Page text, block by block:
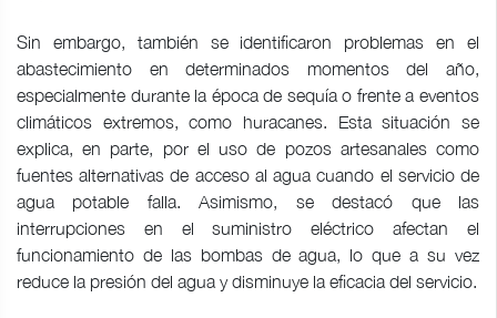
Sin embargo, también se identificaron problemas en el
abastecimiento en determinados momentos del año,
especialmente durante la época de sequía o frente a eventos
climáticos extremos, como huracanes. Esta situación se
explica, en parte, por el uso de pozos artesanales como
fuentes alternativas de acceso al agua cuando el servicio de
agua potable falla. Asimismo, se destacó que las
interrupciones en el suministro eléctrico afectan el
funcionamiento de las bombas de agua, lo que a su vez
reduce la presión del agua y disminuye la eficacia del servicio.